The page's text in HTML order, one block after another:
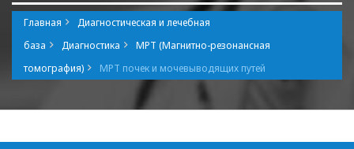
Главная
Диагностическая и лечебная
база
Диагностика
МРТ (Магнитно-резонансная
томография)
МРТ почек и мочевыводящих путей